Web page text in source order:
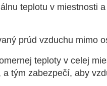
teplotu v miestnosti
prúd vzduchu mimo
teploty v celej
tým zabezpečí, aby